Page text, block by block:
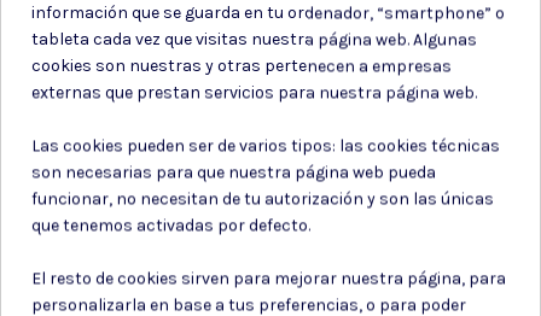
Suscríbete a nuestro boletín
Puede darse de baja en cualquier momento. Para ello, consulte nuestra
información de contacto en el aviso legal.
Consiento el uso de mis datos para los fines indicados en la
Consiento el uso de mis datos personales para recibir publicidad
de su entidad.
información que se guarda en tu ordenador, “smartphone” o
tableta cada vez que visitas nuestra página web. Algunas
cookies son nuestras y otras pertenecen a empresas
externas que prestan servicios para nuestra página web.
Las cookies pueden ser de varios tipos: las cookies técnicas
son necesarias para que nuestra página web pueda
funcionar, no necesitan de tu autorización y son las únicas
que tenemos activadas por defecto.
El resto de cookies sirven para mejorar nuestra página, para
personalizarla en base a tus preferencias, o para poder